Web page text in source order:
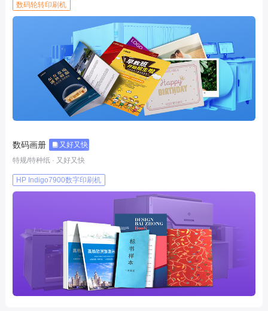
数码轮转印刷机
数码画册
又好又快
特规/特种纸 · 又好又快
HP Indigo7900数字印刷机